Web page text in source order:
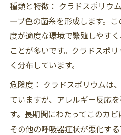
種類と特徴： クラドスポリウ
ーブ色の菌糸を形成します。
度が適度な環境で繁殖しやす
ことが多いです。クラドスポ
く分布しています。
危険度： クラドスポリウムは
ていますが、アレルギー反応
す。長期間にわたってこのカ
その他の呼吸器症状が悪化する